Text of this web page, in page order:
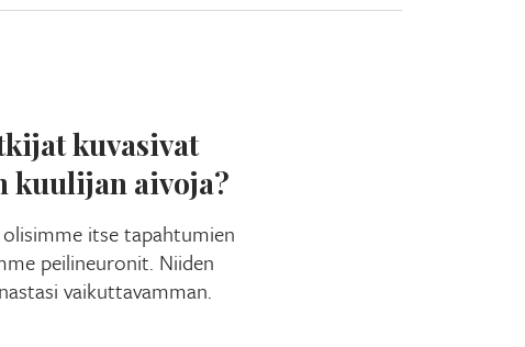
kuvasivat
kuulijan aivoja?
itse tapahtumien
peilineuronit. Niiden
vaikuttavamman.